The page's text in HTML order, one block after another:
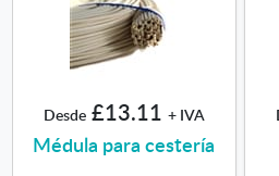
Desde £13.11 + IVA
Médula para cestería